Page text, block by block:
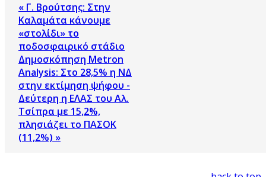
« Γ. Βρούτσης: Στην
Καλαμάτα κάνουμε
«στολίδι» το
ποδοσφαιρικό στάδιο
Δημοσκόπηση Metron
Analysis: Στο 28,5% η ΝΔ
στην εκτίμηση ψήφου -
Δεύτερη η ΕΛΑΣ του Αλ.
Τσίπρα με 15,2%,
πλησιάζει το ΠΑΣΟΚ
(11,2%) »